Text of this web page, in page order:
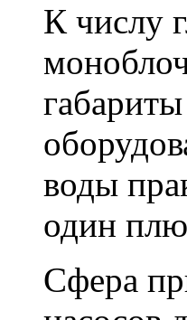
К числу
воды
один
Сфера